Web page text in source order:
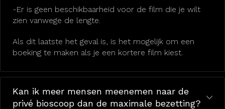
-Er is geen beschikbaarheid voor de film die je wilt
zien vanwege de lengte.
Als dit laatste het geval is, is het mogelijk om een
boeking te maken als je een kortere film kiest.
Kan ik meer mensen meenemen naar de
privé bioscoop dan de maximale bezetting?